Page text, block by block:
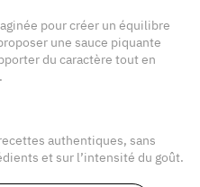
pour créer un équilibre
une sauce piquante
du caractère tout en
authentiques, sans
et sur l’intensité du goût.